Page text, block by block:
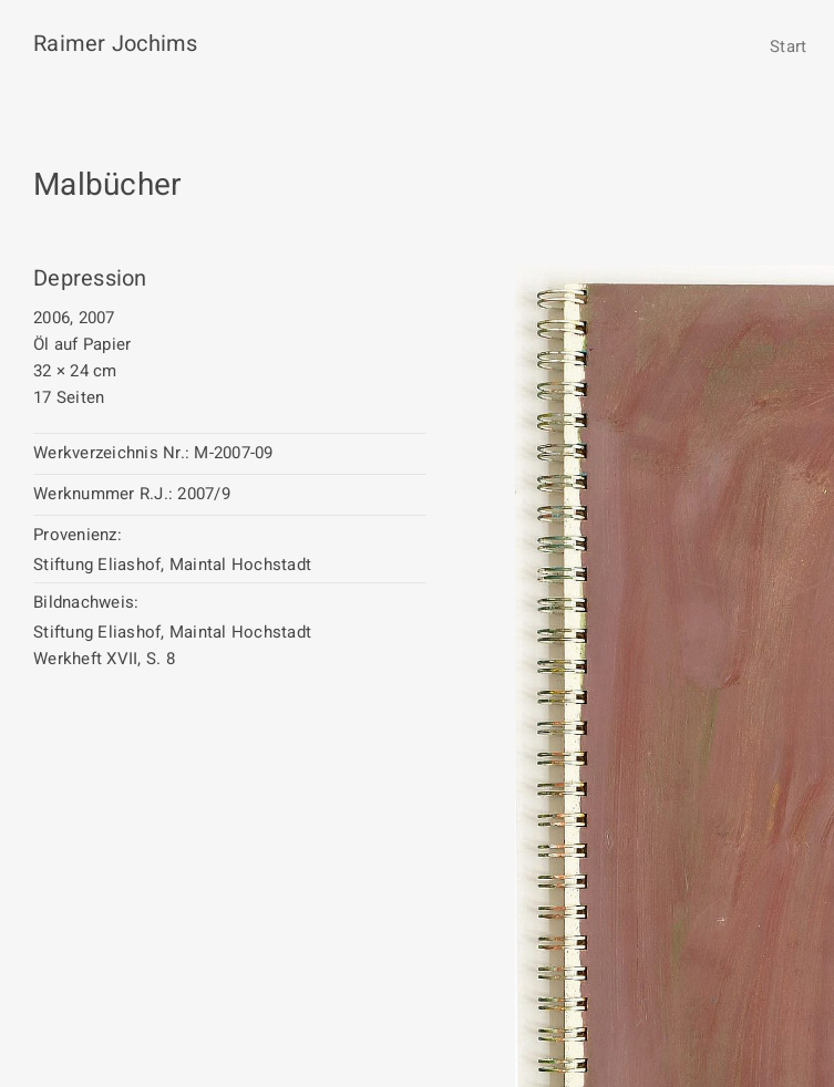
Raimer Jochims Start
Malbücher
Depression
2006, 2007
Öl auf Papier
32 × 24 cm
17 Seiten
Werkverzeichnis Nr.: M-2007-09
Werknummer R.J.: 2007/9
Provenienz:
Stiftung Eliashof, Maintal Hochstadt
Bildnachweis:
Stiftung Eliashof, Maintal Hochstadt
Werkheft XVII, S. 8